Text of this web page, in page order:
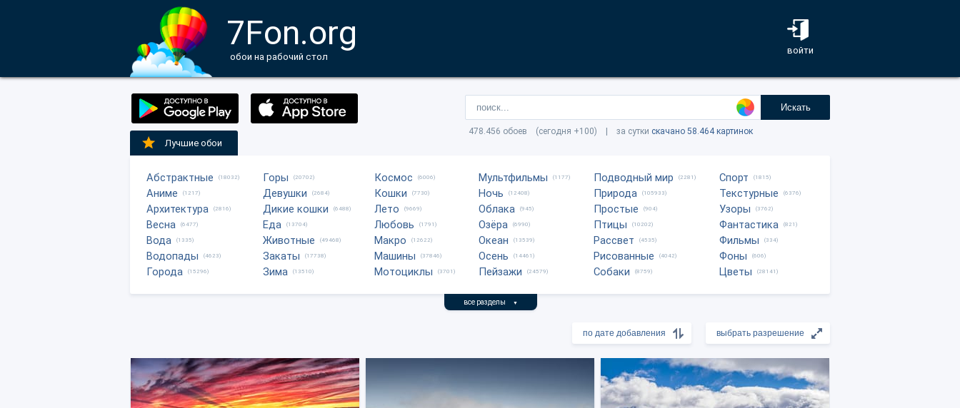
7Fon.org
обои на рабочий стол
войти
Искать
478.456 обоев (сегодня +100) | за сутки скачано 58.464 картинок
Лучшие обои
Абстрактные (18032)
Аниме (1217)
Архитектура (2816)
Весна (6477)
Вода (1335)
Водопады (4623)
Города (15296)
Горы (20702)
Девушки (2684)
Дикие кошки (6488)
Еда (13704)
Животные (49468)
Закаты (17738)
Зима (13510)
Космос (6006)
Кошки (7730)
Лето (9669)
Любовь (1791)
Макро (12622)
Машины (37846)
Мотоциклы (3701)
Мультфильмы (1177)
Ночь (12408)
Облака (945)
Озёра (6990)
Океан (13539)
Осень (14461)
Пейзажи (24579)
Подводный мир (2281)
Природа (105933)
Простые (904)
Птицы (10202)
Рассвет (4535)
Рисованные (4042)
Собаки (8759)
Спорт (1815)
Текстурные (6376)
Узоры (3762)
Фантастика (821)
Фильмы (334)
Фоны (606)
Цветы (28141)
все разделы ▼